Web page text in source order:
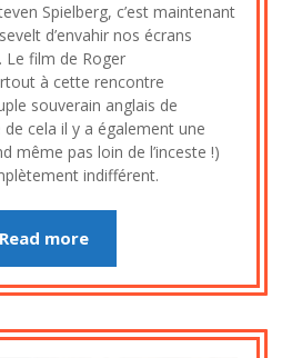
4
septembre
2023
Spielberg, c’est maintenant
d’envahir nos écrans
Le film de Roger
à cette rencontre
souverain anglais de
de cela il y a également une
même pas loin de l’inceste !)
indifférent.
Read more